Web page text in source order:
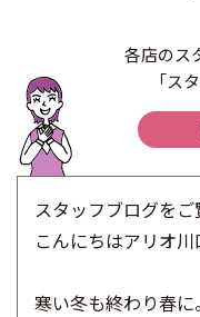
各店のス
「ス
スタッフブログをご
こんにちはアリオ
寒い冬も終わり春に。